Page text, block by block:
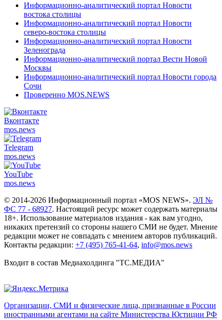
Информационно-аналитический портал Новости
востока столицы
Информационно-аналитический портал Новости
северо-востока столицы
Информационно-аналитический портал Новости
Зеленограда
Информационно-аналитический портал Вести Новой
Москвы
Информационно-аналитический портал Новости города
Сочи
Проверенно MOS.NEWS
Вконтакте
mos.news
Telegram
mos.news
YouTube
mos.news
© 2014-2026 Информационный портал «MOS NEWS». ЭЛ №
ФС 77 - 68927. Настоящий ресурс может содержать материалы
18+. Использование материалов издания - как вам угодно,
никаких претензий со стороны нашего СМИ не будет. Мнение
редакции может не совпадать с мнением авторов публикаций.
Контакты редакции: +7 (495) 765-41-64, info@mos.news
Входит в состав Медиахолдинга "ТС.МЕДИА"
Организации, СМИ и физические лица, признанные в России
иностранными агентами на сайте Министерства Юстиции РФ